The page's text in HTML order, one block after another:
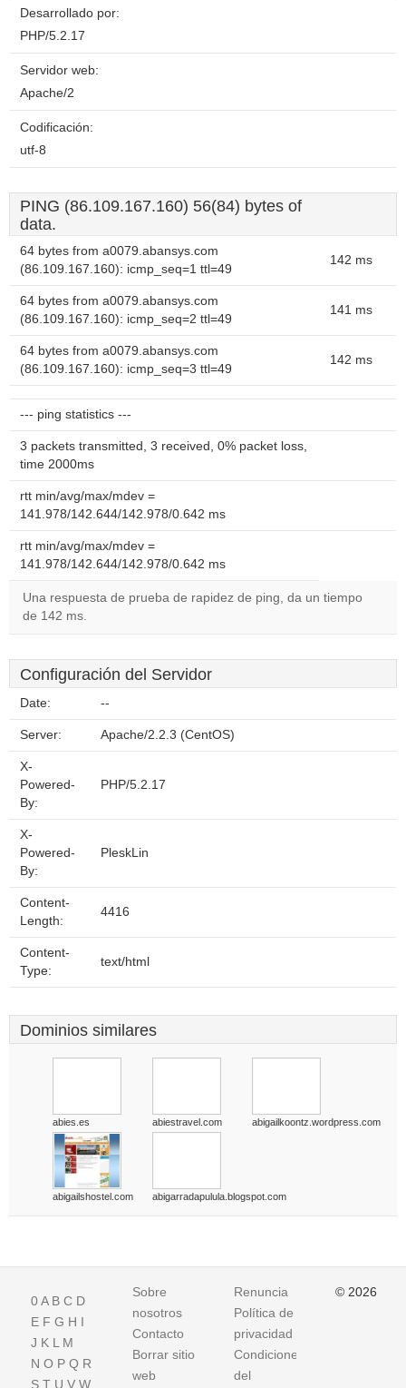
Desarrollado por:
PHP/5.2.17
Servidor web:
Apache/2
Codificación:
utf-8
PING (86.109.167.160) 56(84) bytes of
data.
64 bytes from a0079.abansys.com
(86.109.167.160): icmp_seq=1 ttl=49
142 ms
64 bytes from a0079.abansys.com
(86.109.167.160): icmp_seq=2 ttl=49
141 ms
64 bytes from a0079.abansys.com
(86.109.167.160): icmp_seq=3 ttl=49
142 ms
--- ping statistics ---
3 packets transmitted, 3 received, 0% packet loss,
time 2000ms
rtt min/avg/max/mdev =
141.978/142.644/142.978/0.642 ms
rtt min/avg/max/mdev =
141.978/142.644/142.978/0.642 ms
Una respuesta de prueba de rapidez de ping, da un tiempo
de 142 ms.
Configuración del Servidor
Date: --
Server: Apache/2.2.3 (CentOS)
X-
Powered-
By:
PHP/5.2.17
X-
Powered-
By:
PleskLin
Content-
Length:
4416
Content-
Type:
text/html
Dominios similares
abies.es abiestravel.com abigailkoontz.wordpress.com
abigailshostel.com abigarradapulula.blogspot.com
0A B C D
E F G H I
J K L M
N O P Q R
S T U V W
Sobre
nosotros
Contacto
Borrar sitio
web
Renuncia
Política de
privacidad
Condiciones
del
© 2026